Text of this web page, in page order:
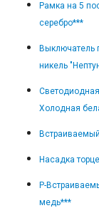
Рамка на 5
серебро***
Выключатель
никель
Светодиодная
Холодная
Насадка
Р-
медь***